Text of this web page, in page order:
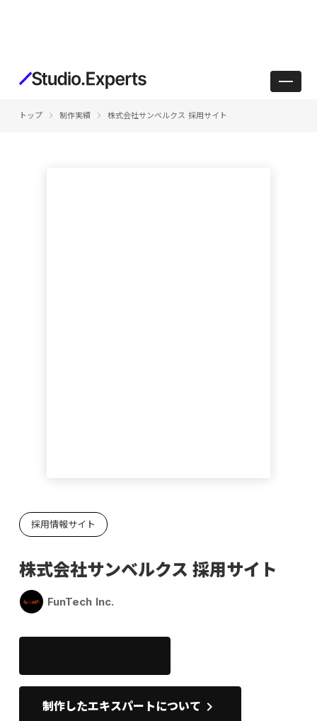
トップ keyboard_arrow_right 制作実績 keyboard_arrow_right 株式会社サンベルクス 採用サイト
採用情報サイト
株式会社サンベルクス 採用サイト
FunTech Inc.
制作したエキスパートについて keyboard_arrow_right